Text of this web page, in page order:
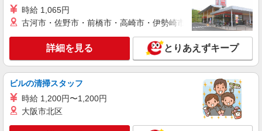
時給 1,065円
古河市・佐野市・前橋市・高崎市・伊勢崎市・太田市・館林市
詳細を見る とりあえずキープ
ビルの清掃スタッフ
時給 1,200円〜1,200円
大阪市北区